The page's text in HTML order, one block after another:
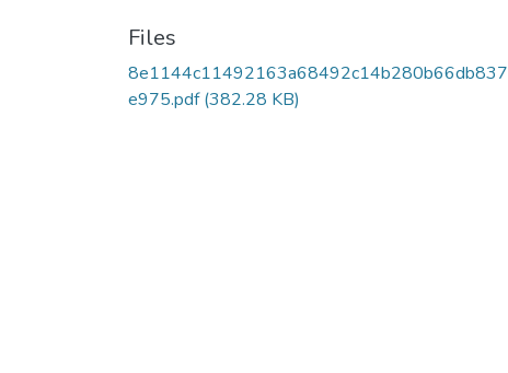
Files
8e1144c11492163a68492c14b280b66db837
e975.pdf(382.28 KB)